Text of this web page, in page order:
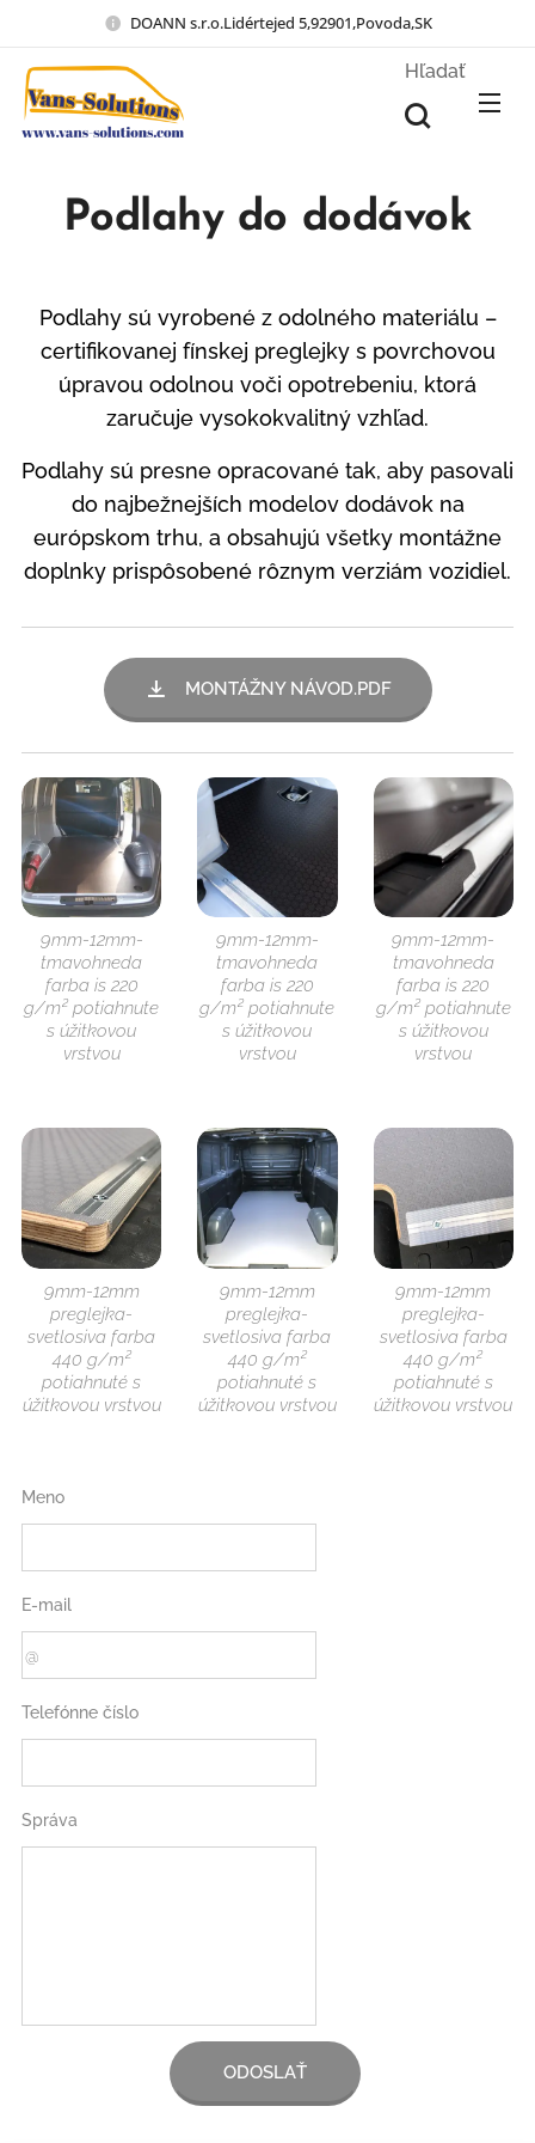
DOANN s.r.o.Lidértejed 5,92901,Povoda,SK
Hľadať
Podlahy do dodávok
Podlahy sú vyrobené z odolného materiálu –
certifikovanej fínskej preglejky s povrchovou
úpravou odolnou voči opotrebeniu, ktorá
zaručuje vysokokvalitný vzhľad.
Podlahy sú presne opracované tak, aby pasovali
do najbežnejších modelov dodávok na
európskom trhu, a obsahujú všetky montážne
doplnky prispôsobené rôznym verziám vozidiel.
MONTÁŽNY NÁVOD.PDF
9mm-12mm-
tmavohneda
farba is 220
g/m² potiahnute
s úžitkovou
vrstvou
9mm-12mm-
tmavohneda
farba is 220
g/m² potiahnute
s úžitkovou
vrstvou
9mm-12mm-
tmavohneda
farba is 220
g/m² potiahnute
s úžitkovou
vrstvou
9mm-12mm
preglejka-
svetlosiva farba
440 g/m²
potiahnuté s
úžitkovou vrstvou
9mm-12mm
preglejka-
svetlosiva farba
440 g/m²
potiahnuté s
úžitkovou vrstvou
9mm-12mm
preglejka-
svetlosiva farba
440 g/m²
potiahnuté s
úžitkovou vrstvou
Meno
E-mail
Telefónne číslo
Správa
ODOSLAŤ